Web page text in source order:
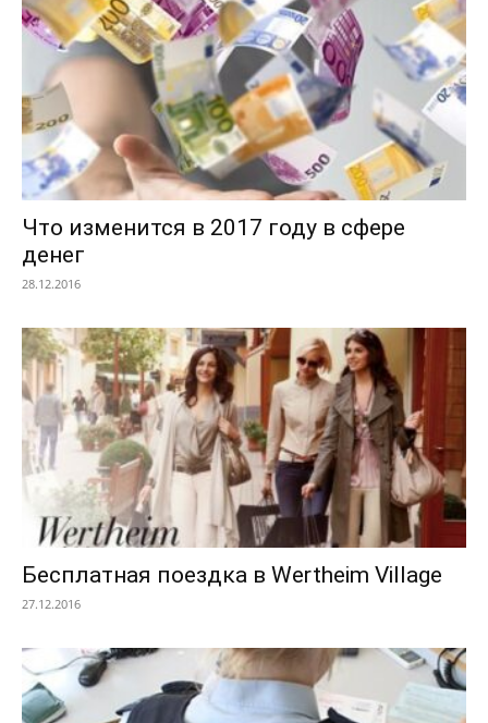
Что изменится в 2017 году в сфере
денег
28.12.2016
Бесплатная поездка в Wertheim Village
27.12.2016